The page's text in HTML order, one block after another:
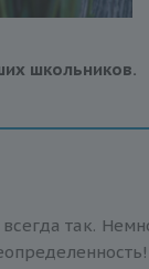
школьников.
так.